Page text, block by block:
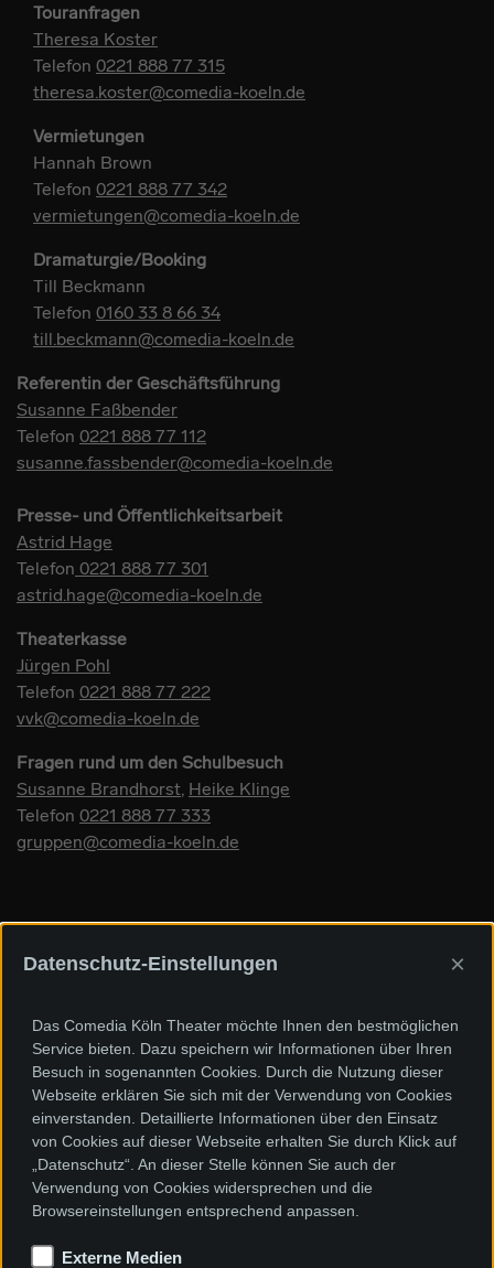
Touranfragen
Theresa Koster
Telefon 0221 888 77 315
theresa.koster@comedia-koeln.de
Vermietungen
Hannah Brown
Telefon 0221 888 77 342
vermietungen@comedia-koeln.de
Dramaturgie/Booking
Till Beckmann
Telefon 0160 33 8 66 34
till.beckmann@comedia-koeln.de
Referentin der Geschäftsführung
Susanne Faßbender
Telefon 0221 888 77 112
susanne.fassbender@comedia-koeln.de
Presse- und Öffentlichkeitsarbeit
Astrid Hage
Telefon 0221 888 77 301
astrid.hage@comedia-koeln.de
Theaterkasse
Jürgen Pohl
Telefon 0221 888 77 222
vvk@comedia-koeln.de
Fragen rund um den Schulbesuch
Susanne Brandhorst Heike Klinge
Telefon 0221 888 77 333
gruppen@comedia-koeln.de
Sponsoren und Förderer
Datenschutz-Einstellungen ×
Das Comedia Köln Theater möchte Ihnen den bestmöglichen
Service bieten. Dazu speichern wir Informationen über Ihren
Besuch in sogenannten Cookies. Durch die Nutzung dieser
Webseite erklären Sie sich mit der Verwendung von Cookies
einverstanden. Detaillierte Informationen über den Einsatz
von Cookies auf dieser Webseite erhalten Sie durch Klick auf
„Datenschutz“. An dieser Stelle können Sie auch der
Verwendung von Cookies widersprechen und die
Browsereinstellungen entsprechend anpassen.
Externe Medien